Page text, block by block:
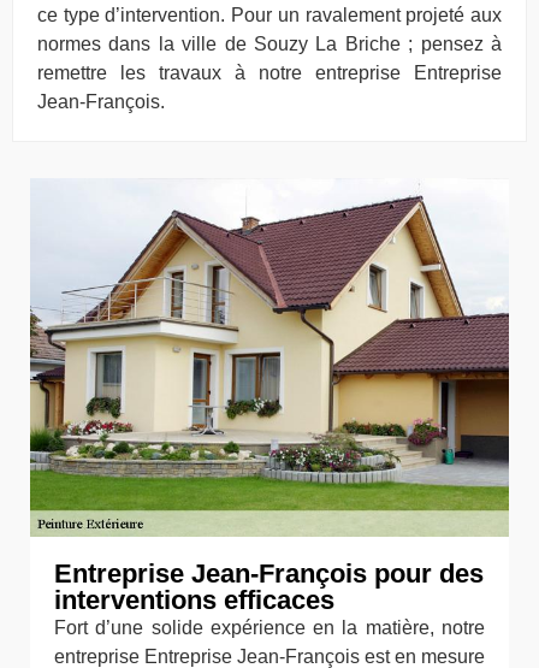
ce type d’intervention. Pour un ravalement projeté aux
normes dans la ville de Souzy La Briche ; pensez à
remettre les travaux à notre entreprise Entreprise
Jean-François.
Entreprise Jean-François pour des
interventions efficaces
Fort d’une solide expérience en la matière, notre
entreprise Entreprise Jean-François est en mesure